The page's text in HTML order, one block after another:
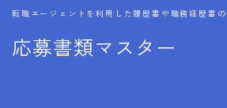
応募書類マスター
転職エージェントを利用した履歴書や職務経歴書
MENU